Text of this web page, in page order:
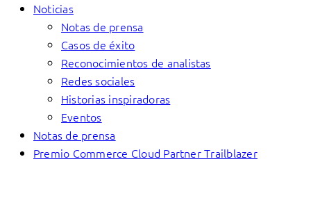
Noticias
Notas de prensa
Casos de éxito
Reconocimientos de analistas
Redes sociales
Historias inspiradoras
Eventos
Notas de prensa
Premio Commerce Cloud Partner Trailblazer